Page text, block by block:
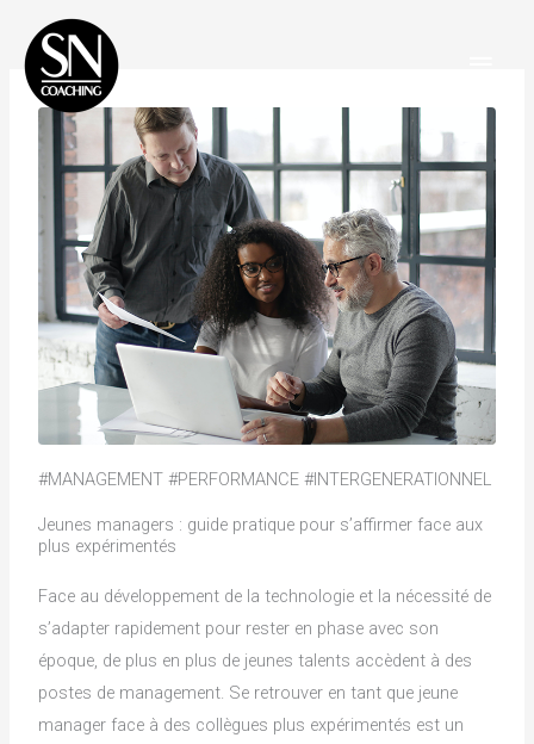
contenu
#MANAGEMENT #PERFORMANCE #INTERGENERATIONNEL
Jeunes managers : guide pratique pour s’affirmer face aux
plus expérimentés
Face au développement de la technologie et la nécessité de
s’adapter rapidement pour rester en phase avec son
époque, de plus en plus de jeunes talents accèdent à des
postes de management. Se retrouver en tant que jeune
manager face à des collègues plus expérimentés est un